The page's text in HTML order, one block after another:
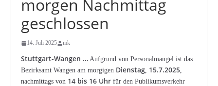
morgen Nachmittag
geschlossen
14. Juli 2025 mk
Stuttgart-Wangen …Aufgrund von Personalmangel ist das
Bezirksamt Wangen am morgigen Dienstag, 15.7.2025,
nachmittags von 14 bis 16 Uhrfür den Publikumsverkehr